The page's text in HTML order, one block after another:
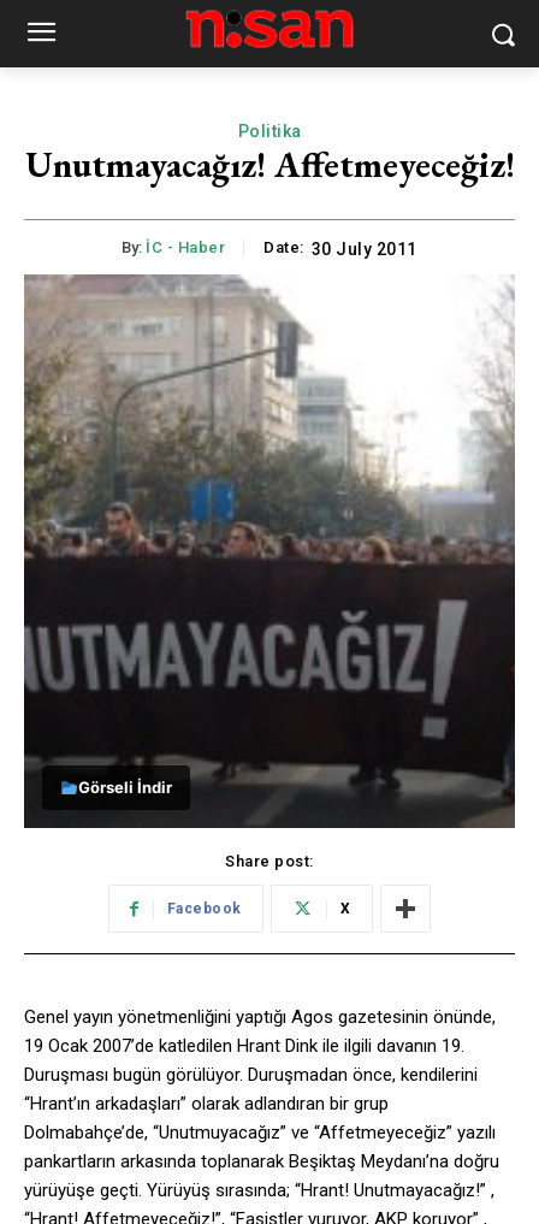
Politika
Unutmayacağız! Affetmeyeceğiz!
By: İC - Haber Date: 30 July 2011
Görseli İndir
Share post:
Facebook X
Genel yayın yönetmenliğini yaptığı Agos gazetesinin önünde,
19 Ocak 2007’de katledilen Hrant Dink ile ilgili davanın 19.
Duruşması bugün görülüyor. Duruşmadan önce, kendilerini
“Hrant’ın arkadaşları” olarak adlandıran bir grup
Dolmabahçe’de, “Unutmuyacağız” ve “Affetmeyeceğiz” yazılı
pankartların arkasında toplanarak Beşiktaş Meydanı’na doğru
yürüyüşe geçti. Yürüyüş sırasında; “Hrant! Unutmayacağız!” ,
“Hrant! Affetmeyeceğiz!”, “Faşistler vuruyor, AKP koruyor” ,